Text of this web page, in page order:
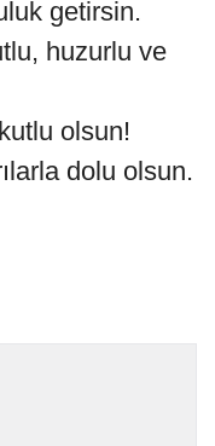
getirsin.
huzurlu ve
olsun!
dolu olsun.